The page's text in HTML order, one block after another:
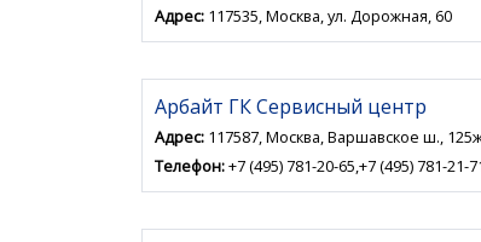
Адрес: 117535, Москва, ул. Дорожная, 60
Арбайт ГК Сервисный центр
Адрес: 117587, Москва, Варшавское ш.,
Телефон:+7 (495) 781-20-65,+7 (495) 781-21-